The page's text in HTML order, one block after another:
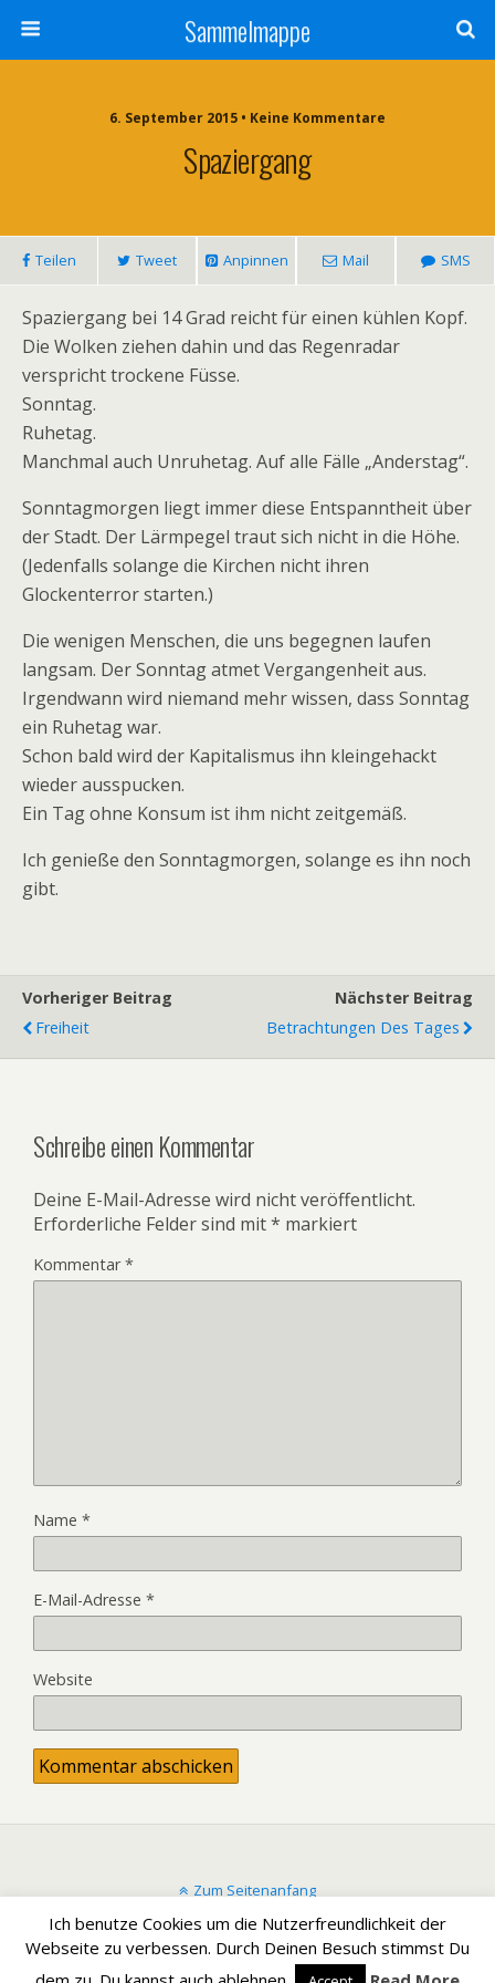
Sammelmappe
6. September 2015 • Keine Kommentare
Spaziergang
Teilen Tweet Anpinnen Mail SMS
Spaziergang bei 14 Grad reicht für einen kühlen Kopf.
Die Wolken ziehen dahin und das Regenradar
verspricht trockene Füsse.
Sonntag.
Ruhetag.
Manchmal auch Unruhetag. Auf alle Fälle „Anderstag“.
Sonntagmorgen liegt immer diese Entspanntheit über
der Stadt. Der Lärmpegel traut sich nicht in die Höhe.
(Jedenfalls solange die Kirchen nicht ihren
Glockenterror starten.)
Die wenigen Menschen, die uns begegnen laufen
langsam. Der Sonntag atmet Vergangenheit aus.
Irgendwann wird niemand mehr wissen, dass Sonntag
ein Ruhetag war.
Schon bald wird der Kapitalismus ihn kleingehackt
wieder ausspucken.
Ein Tag ohne Konsum ist ihm nicht zeitgemäß.
Ich genieße den Sonntagmorgen, solange es ihn noch
gibt.
Vorheriger Beitrag
Freiheit
Nächster Beitrag
Betrachtungen Des Tages
Schreibe einen Kommentar
Deine E-Mail-Adresse wird nicht veröffentlicht.
Erforderliche Felder sind mit* markiert
Kommentar*
Name *
E-Mail-Adresse *
Website
Zum Seitenanfang
Mobil Desktop
Ich benutze Cookies um die Nutzerfreundlichkeit der
Webseite zu verbessen. Durch Deinen Besuch stimmst Du